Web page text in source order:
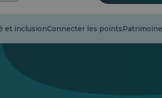
et inclusionConnecter les pointsPatrimoine